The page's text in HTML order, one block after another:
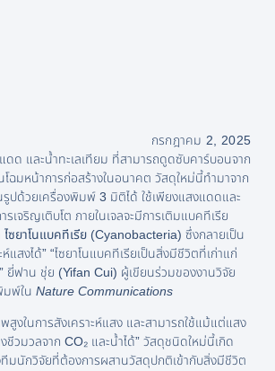
กรกฎาคม 2, 2025
ดด และน้ำทะเลเทียม ที่สามารถดูดซับคาร์บอนจาก
โฉมหน้าการก่อสร้างในอนาคต วัสดุใหม่นี้ทำมาจาก
ปด้วยเครื่องพิมพ์ 3 มิติได้ ใช้เพียงแสงแดดและ
ารเจริญเติบโต ภายในเจลจะมีการเติมแบคทีเรีย
ไซยาโนแบคทีเรีย(Cyanobacteria) ซึ่งกลายเป็น
แสงได้” “ไซยาโนแบคทีเรียเป็นสิ่งมีชีวิตที่เก่าแก่
ยี่ฟาน ชุ่ย (Yifan Cui) ผู้เขียนร่วมของงานวิจัย
มพ์ใน Nature Communications
งในการสังเคราะห์แสง และสามารถใช้แม้แต่แสง
ชีวมวลจาก CO₂ และน้ำได้” วัสดุชนิดใหม่นี้เกิด
มนักวิจัยที่ต้องการผสานวัสดุปกติเข้ากับสิ่งมีชีวิต